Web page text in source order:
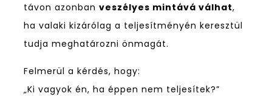
távon azonbanveszélyes mintává válhat,
ha valaki kizárólag a teljesítményén keresztül
tudja meghatározni önmagát.
Felmerül a kérdés, hogy:
„Ki vagyok én, ha éppen nem teljesítek?”